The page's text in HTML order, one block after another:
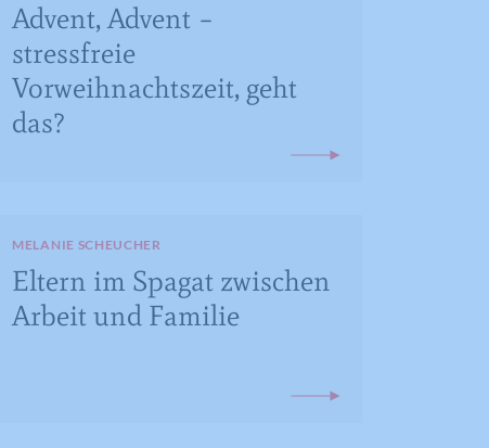
Advent, Advent –
stressfreie
Vorweihnachtszeit, geht
das?
MELANIE SCHEUCHER
Eltern im Spagat zwischen
Arbeit und Familie